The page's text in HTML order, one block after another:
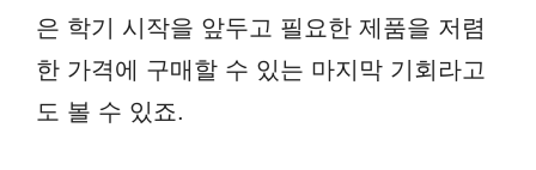
은 학기 시작을 앞두고 필요한 제품을 저렴
한 가격에 구매할 수 있는 마지막 기회라고
도 볼 수 있죠.